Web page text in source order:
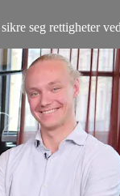
seg rettigheter